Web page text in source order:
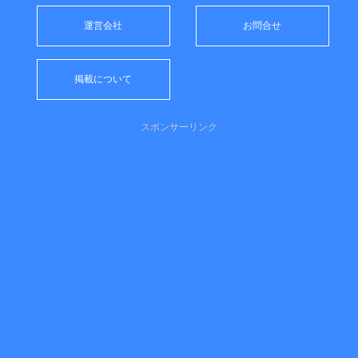
運営会社 お問合せ
掲載について
スポンサーリンク